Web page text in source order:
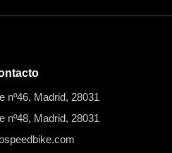
nº46, Madrid, 28031
nº48, Madrid, 28031